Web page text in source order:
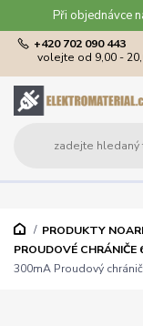
Při objednávce
+420 702 090 443
volejte od 9,00 -
PRODUKTY
PROUDOVÉ CHRÁNIČE
300mA Proudový